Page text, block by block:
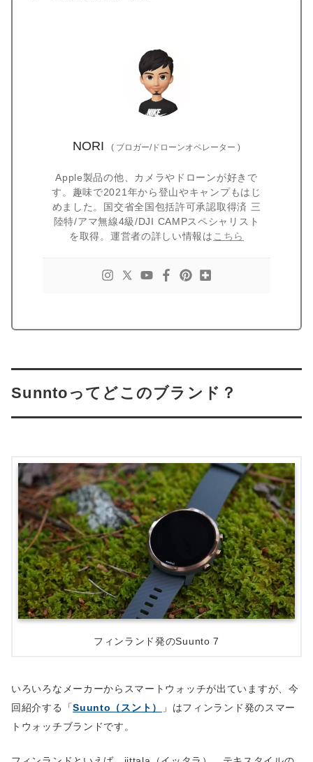
NORI ( ブロガー/ドローンオペレーター )
Apple製品の他、カメラやドローンが好きで
す。趣味で2021年から登山やキャンプもはじ
めました。国交省全国包括許可承認取得済 三
陸特/アマ無線4級/DJI CAMPスペシャリスト
を取得。運営者の詳しい情報は こちら
Sunntoってどこのブランド？
フィンランド発のSuunto 7
いろいろなメーカーからスマートウォッチが出ていますが、今
回紹介する「Suunto（スント）
」はフィンランド発のスマー
トウォッチブランドです。